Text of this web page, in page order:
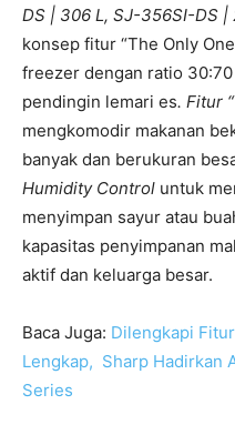
DS | 306 L, SJ-356SI-DS |
konsep fitur “The Only
freezer dengan ratio
pendingin lemari es. Fitur
mengkomodir makanan
banyak dan berukuran
Humidity Control untuk
menyimpan sayur atau
kapasitas penyimpanan
aktif dan keluarga besar.
Baca Juga: Dilengkapi
Lengkap, Sharp Hadirkan
Series